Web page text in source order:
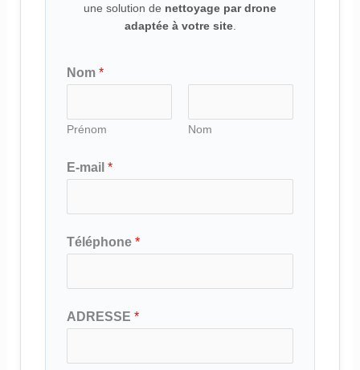
une solution de nettoyage par drone
adaptée à votre site.
Nom *
Prénom Nom
E-mail *
Téléphone *
ADRESSE *